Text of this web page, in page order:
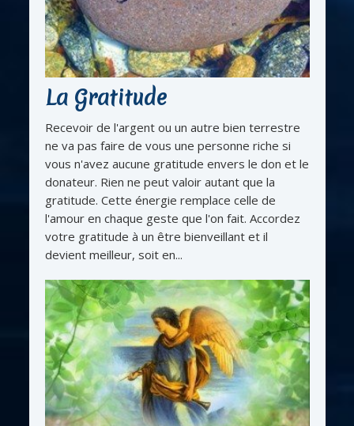
La Gratitude
Recevoir de l'argent ou un autre bien terrestre
ne va pas faire de vous une personne riche si
vous n'avez aucune gratitude envers le don et le
donateur. Rien ne peut valoir autant que la
gratitude. Cette énergie remplace celle de
l'amour en chaque geste que l'on fait. Accordez
votre gratitude à un être bienveillant et il
devient meilleur, soit en...